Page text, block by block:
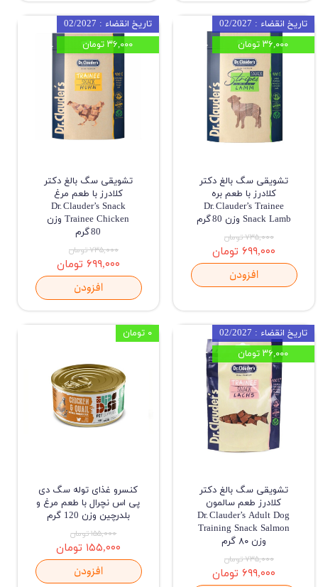
تشویقی سگ بالغ دکتر
کلادرز با طعم بره
Dr. Clauder’s Trainee
Snack Lamb وزن 80 گرم
۷۳۵,۰۰۰ تومان
۶۹۹,۰۰۰ تومان
افزودن
تاریخ انقضاء : 02/2027
۳۶,۰۰۰ تومان
تشویقی سگ بالغ دکتر
کلادرز با طعم مرغ
Dr. Clauder’s Snack
Trainee Chicken وزن
80 گرم
۷۳۵,۰۰۰ تومان
۶۹۹,۰۰۰ تومان
افزودن
تاریخ انقضاء : 02/2027
۳۶,۰۰۰ تومان
تشویقی سگ بالغ دکتر
کلادرز طعم سالمون
Dr. Clauder’s Adult Dog
Training Snack Salmon
وزن ۸۰ گرم
۷۳۵,۰۰۰ تومان
۶۹۹,۰۰۰ تومان
تاریخ انقضاء : 02/2027
۳۶,۰۰۰ تومان
کنسرو غذای توله سگ دی
پی اس نچرال با طعم مرغ و
بلدرچین وزن 120 گرم
۱۵۵,۰۰۰ تومان
۱۵۵,۰۰۰ تومان
افزودن
۰ تومان